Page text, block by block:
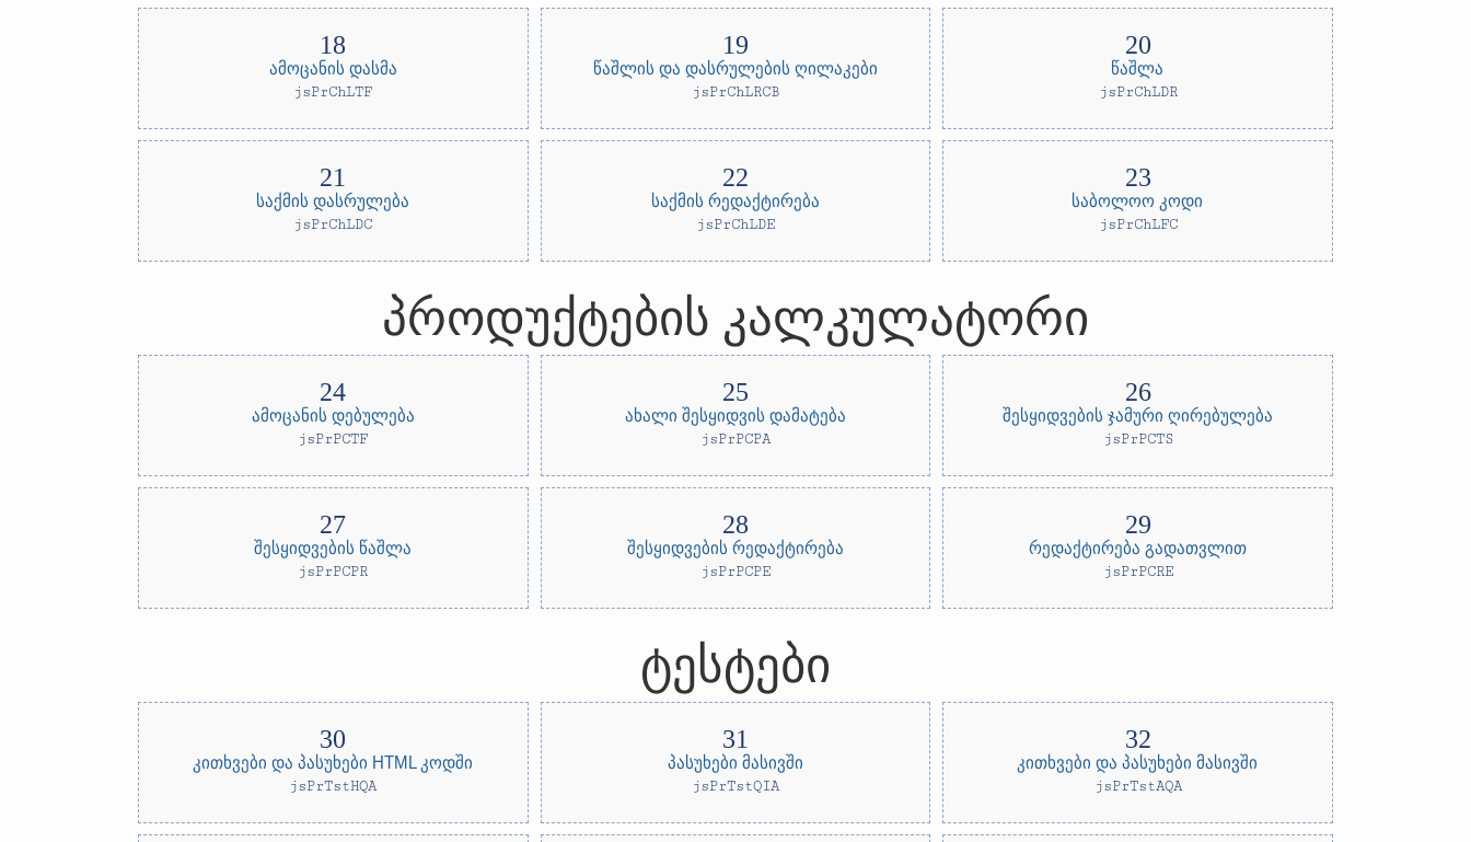
ამოცანის დასმა
jsPrChLTF
წაშლის და დასრულების ღილაკები
jsPrChLRCB
წაშლა
jsPrChLDR
საქმის დასრულება
jsPrChLDC
საქმის რედაქტირება
jsPrChLDE
საბოლოო კოდი
jsPrChLFC
პროდუქტების კალკულატორი
ამოცანის დებულება
jsPrPCTF
ახალი შესყიდვის დამატება
jsPrPCPA
შესყიდვების ჯამური ღირებულება
jsPrPCTS
შესყიდვების წაშლა
jsPrPCPR
შესყიდვების რედაქტირება
jsPrPCPE
რედაქტირება გადათვლით
jsPrPCRE
ტესტები
კითხვები და პასუხები HTML კოდში
jsPrTstHQA
პასუხები მასივში
jsPrTstQIA
კითხვები და პასუხები მასივში
jsPrTstAQA